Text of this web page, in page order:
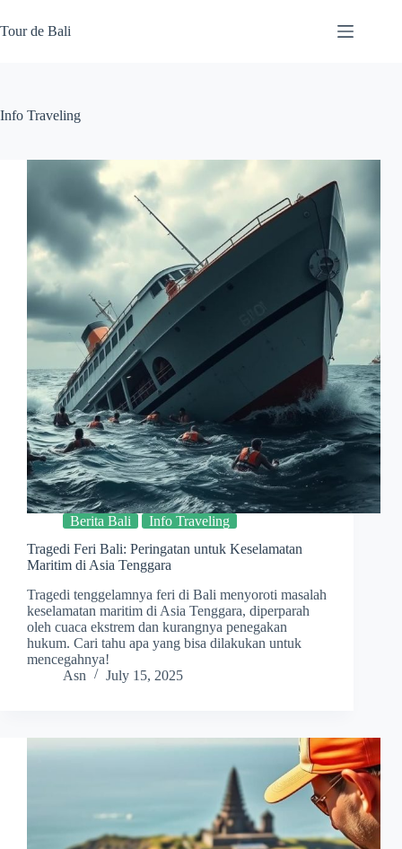
to
content
Tour de Bali
Info Traveling
Berita Bali
Info Traveling
Tragedi Feri Bali: Peringatan untuk Keselamatan
Maritim di Asia Tenggara
Tragedi tenggelamnya feri di Bali menyoroti masalah
keselamatan maritim di Asia Tenggara, diperparah
oleh cuaca ekstrem dan kurangnya penegakan
hukum. Cari tahu apa yang bisa dilakukan untuk
mencegahnya!
Asn
July 15, 2025